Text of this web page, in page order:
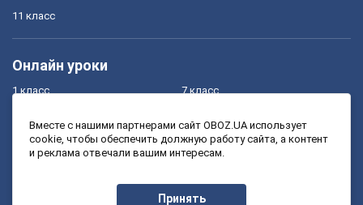
11 класс
Онлайн уроки
1 класс
3 класс
7 класс
9 класс
Вместе с нашими партнерами сайт OBOZ.UA использует
cookie, чтобы обеспечить должную работу сайта, а контент
и реклама отвечали вашим интересам.
Принять